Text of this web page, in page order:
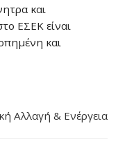
και
ΕΣΕΚ είναι
και
Αλλαγή & Ενέργεια